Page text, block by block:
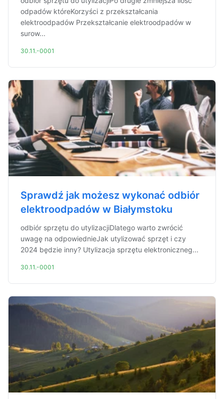
odpadów któreKorzyści z przekształcania
elektroodpadów Przekształcanie elektroodpadów w
surow...
30.11.-0001
Sprawdź jak możesz wykonać odbiór
elektroodpadów w Białymstoku
odbiór sprzętu do utylizacjiDlatego warto zwrócić
uwagę na odpowiednieJak utylizować sprzęt i czy
2024 będzie inny? Utylizacja sprzętu elektroniczneg...
30.11.-0001